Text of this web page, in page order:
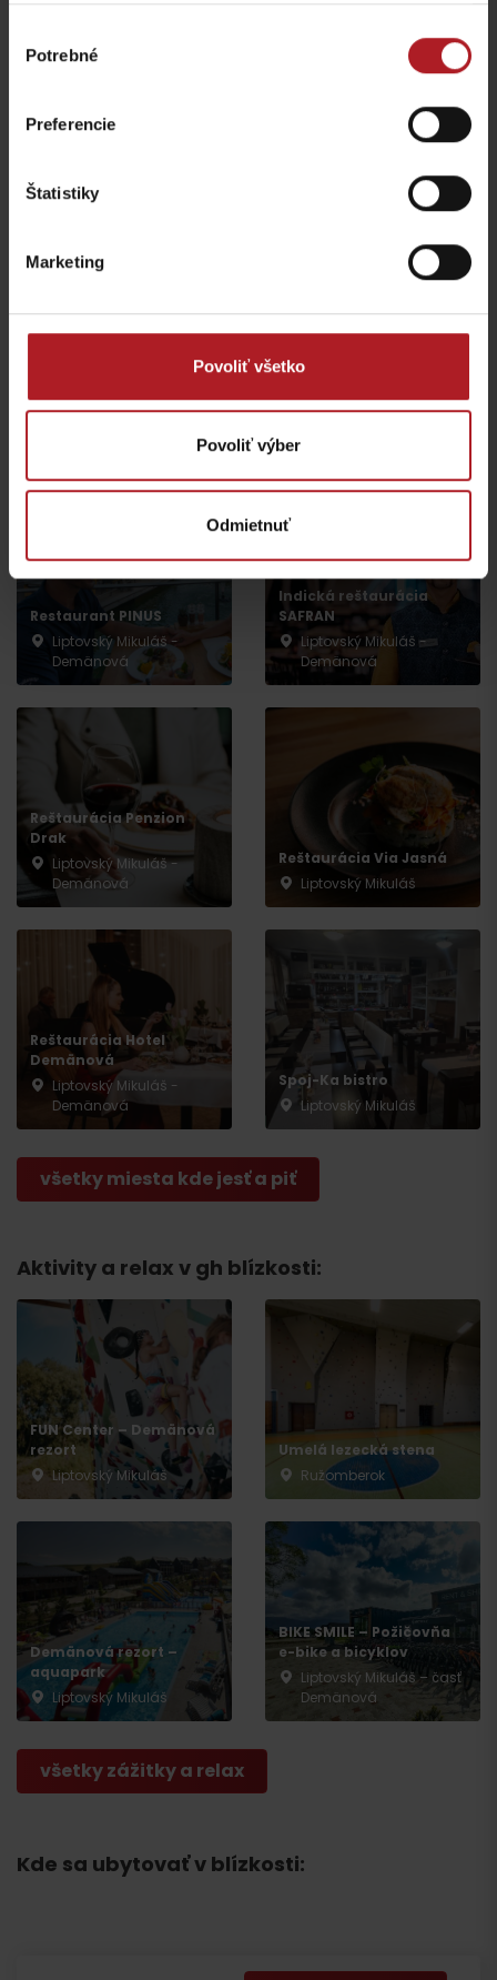
súhlasu
Potrebné
Preferencie
Štatistiky
Marketing
Povoliť všetko
Povoliť výber
Odmietnuť
Kde jesť a piť v blízkosti:
Restaurant PINUS
Liptovský Mikuláš -
Demänová
Indická reštaurácia
SAFRAN
Liptovský Mikuláš -
Demänová
Reštaurácia Penzion
Drak
Liptovský Mikuláš -
Demänová
Reštaurácia Via Jasná
Liptovský Mikuláš
Reštaurácia Hotel
Demänová
Liptovský Mikuláš -
Demänová
Spoj-Ka bistro
Liptovský Mikuláš
všetky miesta kde jesť a piť
Aktivity a relax v gh blízkosti:
FUN Center – Demänová
rezort
Liptovský Mikuláš
Umelá lezecká stena
Ružomberok
Demänová rezort –
aquapark
Liptovský Mikuláš
BIKE SMILE – Požičovňa
e-bike a bicyklov
Liptovský Mikuláš – časť
Demänová
všetky zážitky a relax
Kde sa ubytovať v blízkosti:
Odchod